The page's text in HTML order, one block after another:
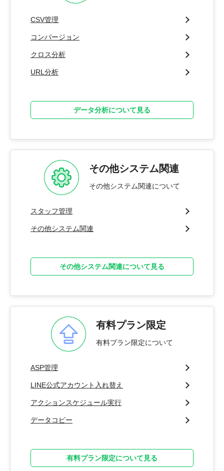
CSV管理
コンバージョン
クロス分析
URL分析
データ分析について見る
その他システム関連
その他システム関連について
スタッフ管理
その他システム関連
その他システム関連について見る
有料プラン限定
有料プラン限定について
ASP管理
LINE公式アカウント入れ替え
アクションスケジュール実行
データコピー
有料プラン限定について見る